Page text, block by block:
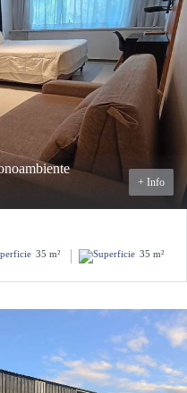
+ Info
35 m² 35 m²